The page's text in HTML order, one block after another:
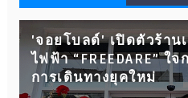
'จอยโบลด์' เปิดตัวร้าน
ไฟฟ้า “FREEDARE” ใ
การเดินทางยุคใหม่